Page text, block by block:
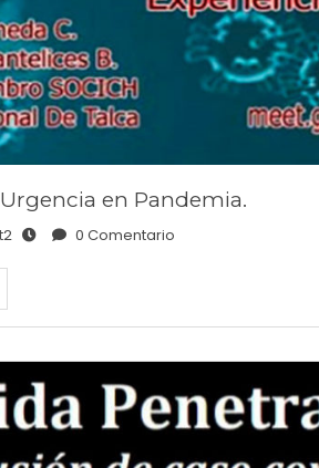
en Pandemia.
0 Comentario